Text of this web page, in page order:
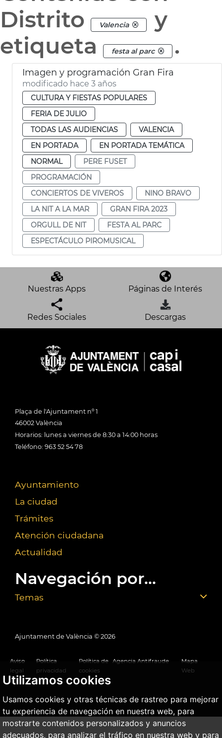
Utilizamos cookies
Usamos cookies y otras técnicas de rastreo para mejorar
tu experiencia de navegación en nuestra web, para
mostrarte contenidos personalizados y anuncios
adecuados, para analizar el tráfico en nuestra web y para
Distrito
Valencia
y
etiqueta
festa al parc .
Imagen y programación Gran Fira
modificado hace 3 años
CULTURA Y FIESTAS POPULARES
FERIA DE JULIO
TODAS LAS AUDIENCIAS
VALENCIA
EN PORTADA
EN PORTADA TEMÁTICA
NORMAL
PERE FUSET
PROGRAMACIÓN
CONCIERTOS DE VIVEROS
NINO BRAVO
LA NIT A LA MAR
GRAN FIRA 2023
ORGULL DE NIT
FESTA AL PARC
ESPECTÁCULO PIROMUSICAL
Nuestras Apps Páginas de Interés
Redes Sociales Descargas
Plaça de l'Ajuntament nº 1
46002 València
Horarios: lunes a viernes de 8:30 a 14:00 horas
Teléfono: 963 52 54 78
Ayuntamiento
La ciudad
Trámites
Atención ciudadana
Actualidad
Navegación por...
Temas
Ajuntament de València © 2026
Aviso
legal
Política
privacidad
Política de
cookies
Agencia Antifraude
Mapa
Web